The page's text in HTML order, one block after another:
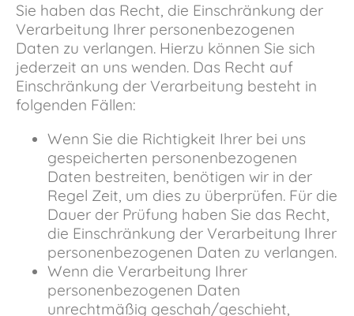
Sie haben das Recht, die Einschränkung der
Verarbeitung Ihrer personenbezogenen
Daten zu verlangen. Hierzu können Sie sich
jederzeit an uns wenden. Das Recht auf
Einschränkung der Verarbeitung besteht in
folgenden Fällen:
Wenn Sie die Richtigkeit Ihrer bei uns
gespeicherten personenbezogenen
Daten bestreiten, benötigen wir in der
Regel Zeit, um dies zu überprüfen. Für die
Dauer der Prüfung haben Sie das Recht,
die Einschränkung der Verarbeitung Ihrer
personenbezogenen Daten zu verlangen.
Wenn die Verarbeitung Ihrer
personenbezogenen Daten
unrechtmäßig geschah/geschieht,